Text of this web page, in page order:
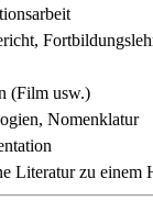
(Film usw.)
Nomenklatur
Literatur zu einem